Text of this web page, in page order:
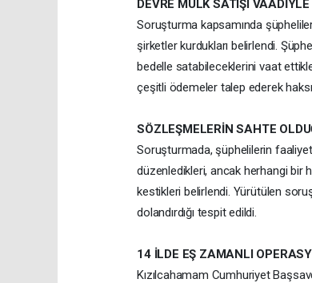
DEVRE MÜLK SATIŞI
Soruşturma kapsamında
şirketler kurdukları belirlendi.
bedelle satabileceklerini vaat
çeşitli ödemeler talep ederek
SÖZLEŞMELERİN SAHTE
Soruşturmada, şüphelilerin
düzenledikleri, ancak herhangi bir
kestikleri belirlendi. Yürütülen
dolandırdığı tespit edildi.
14 İLDE EŞ ZAMANLI
Kızılcahamam Cumhuriyet